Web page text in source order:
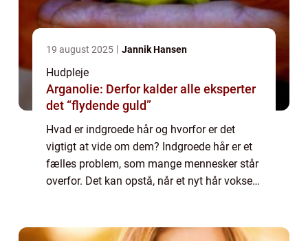
19 august 2025 Jannik Hansen
Hudpleje
Arganolie: Derfor kalder alle eksperter
det “flydende guld”
Hvad er indgroede hår og hvorfor er det
vigtigt at vide om dem? Indgroede hår er et
fælles problem, som mange mennesker står
overfor. Det kan opstå, når et nyt hår vokser